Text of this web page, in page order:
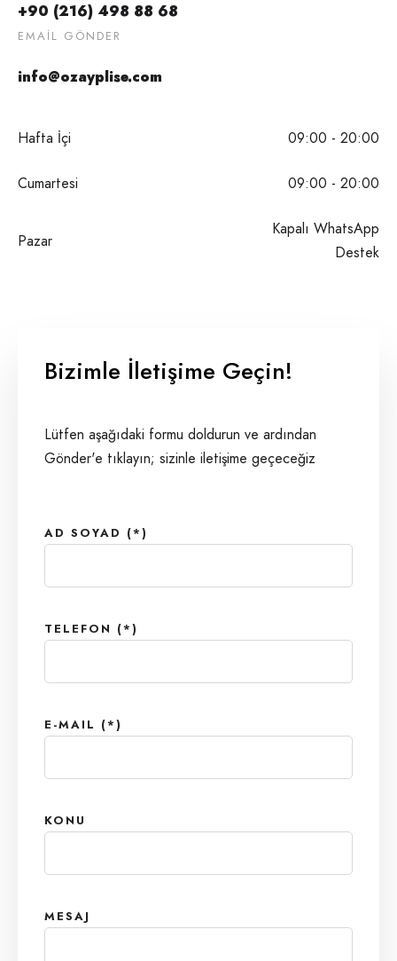
+90 (216) 498 88 68
EMAIL GÖNDER
info@ozayplise.com
Hafta İçi 09:00 - 20:00
Cumartesi 09:00 - 20:00
Pazar
Kapalı WhatsApp
Destek
Bizimle İletişime Geçin!
Lütfen aşağıdaki formu doldurun ve ardından
Gönder'e tıklayın; sizinle iletişime geçeceğiz
AD SOYAD (*)
TELEFON (*)
E-MAIL (*)
KONU
MESAJ